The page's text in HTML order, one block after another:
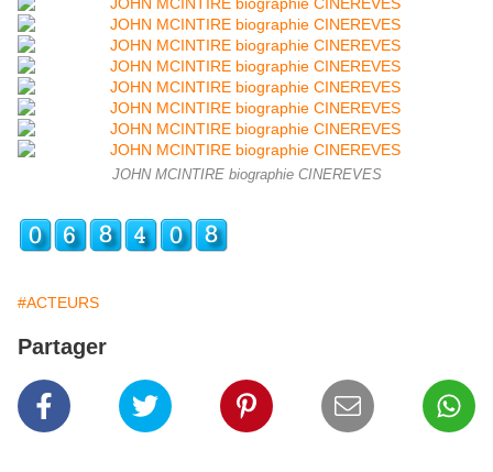
JOHN MCINTIRE biographie CINEREVES
#ACTEURS
Partager